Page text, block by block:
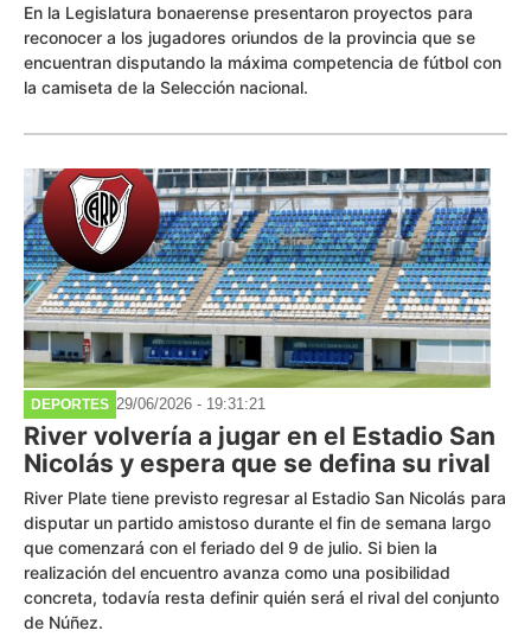
En la Legislatura bonaerense presentaron proyectos para
reconocer a los jugadores oriundos de la provincia que se
encuentran disputando la máxima competencia de fútbol con
la camiseta de la Selección nacional.
DEPORTES 29/06/2026 - 19:31:21
River volvería a jugar en el Estadio San
Nicolás y espera que se defina su rival
River Plate tiene previsto regresar al Estadio San Nicolás para
disputar un partido amistoso durante el fin de semana largo
que comenzará con el feriado del 9 de julio. Si bien la
realización del encuentro avanza como una posibilidad
concreta, todavía resta definir quién será el rival del conjunto
de Núñez.